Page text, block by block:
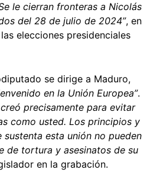
le cierran fronteras a Nicolás
del 28 de julio de 2024”, en
elecciones presidenciales
se dirige a Maduro,
en la Unión Europea”.
precisamente para evitar
como usted. Los principios y
sustenta esta unión no pueden
de tortura y asesinatos de su
en la grabación.